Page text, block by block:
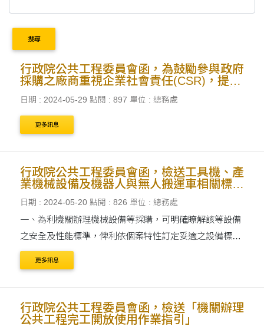
搜尋
行政院公共工程委員會函，為鼓勵參與政府
採購之廠商重視企業社會責任(CSR)，提升
企業加薪意願，使廠商員工薪資最低達3萬
元，機關辦理評選時請將CSR指標納入評
分項目
日期 : 2024-05-29 點閱 : 897 單位 : 總務處
更多訊息
行政院公共工程委員會函，檢送工具機、產
業機械設備及機器人與無人搬運車相關標準
使用指引
日期 : 2024-05-20 點閱 : 826 單位 : 總務處
一、為利機關辦理機械設備等採購，可明確瞭解該等設備
之安全及性能標準，俾利依個案特性訂定妥適之設備標
準，本會協助整合勞動部、經濟部及相關公會提供資料，
研訂旨揭使用指引，送請貴機關參考並視個案特性納入
契....
更多訊息
行政院公共工程委員會函，檢送「機關辦理
公共工程完工開放使用作業指引」